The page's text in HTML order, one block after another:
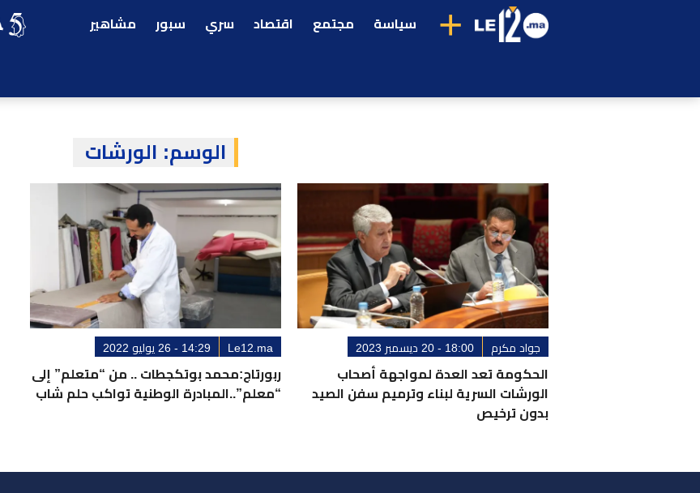
+ سياسة مجتمع اقتصاد سري سبور مشاهير
الوسم: الورشات
جواد مكرم 18:00 - 20 ديسمبر 2023
الحكومة تعد العدة لمواجهة أصحاب
الورشات السرية لبناء وترميم سفن الصيد
بدون ترخيص
Le12.ma 14:29 - 26 يوليو 2022
ربورتاج:محمد بوتكجطات .. من “متعلم” إلى
“معلم”..المبادرة الوطنية تواكب حلم شاب